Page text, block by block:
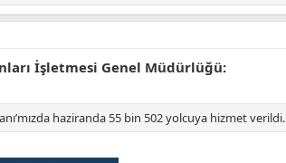
İşletmesi Genel Müdürlüğü:
haziranda 55 bin 502 yolcuya hizmet verildi.